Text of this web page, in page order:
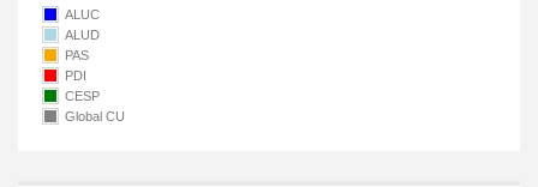
ALUC
ALUD
PAS
PDI
CESP
Global CU